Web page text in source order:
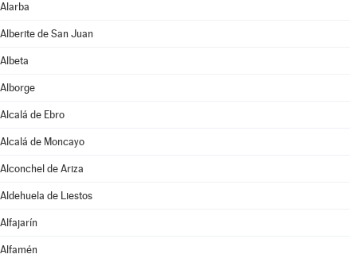
Alarba
Alberite de San Juan
Albeta
Alborge
Alcalá de Ebro
Alcalá de Moncayo
Alconchel de Ariza
Aldehuela de Liestos
Alfajarín
Alfamén